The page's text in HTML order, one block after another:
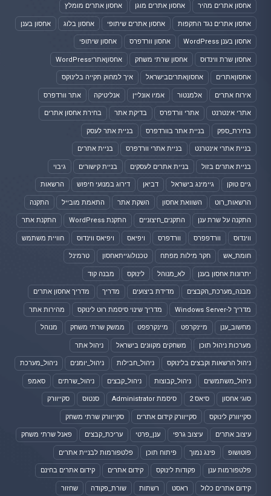
אחסון אתרים מהיר אחסון אתרים מוגן אחסון אתרים מומלץ
אחסון אתרים נגד התקפות אחסון אתרים שיתופי אחסון בלוג אחסון בענן
אחסון בענן WordPress אחסון וורדפרס אחסון שיתופי
אחסון שרת ווינדוס אחסון שרתי משחק אחסוןאתריWordPress
אחסוןאתרים אחסוןאתריםבישראל איך למחוק תקייה בלינוקס
אירוח אתרים אלמנטור אמיו אונליין אנליטיקה אתר וורדפרס
אתרי אינטרנט אתרי וורדפרס בדיקת אתר בחירת אחסון אתרים
בחירת_ספק בניית אתר בוורדפרס בניית אתר לעסק
בניית אתרי אינטרנט בניית אתרי וורדפרס בניית אתרים
בניית אתרים בזול בניית אתרים לעסקים בניית קישורים גיבוי
גיים טוקן גיימינג בישראל דביאן דירוג במנועי חיפוש הרשאות
הרשאות_רוט השוואת אחסון השקת אתר התאמת מובייל התקנה
התקנה על שרת ענן התקנים_חיצוניים התקנת WordPress התקנת אתר
ווינדוס וורדפפרס וורדפרס ויפיאס ויפיאס ווינדוס חוויית משתמש
חומת_אש חקר מילות מפתח טכנולוגייתאחסון טרמינל
יתרונות אחסון בענן לא_מנוהל לינוקס מבנה קוד
מבנה_מערכת_הקבצים מדידת ביצועים מדריך מדריך אחסון אתרים
מדריך ל-Windows Server מדריך שינוי סיסמת רוט לינוקס מהירות אתר
מחשוב_ענן מיינקרפט מיינקרפפט ממשק שרתי משחק מנוהל
מערכות ניהול תוכן משחקים מקוונים בישראל ניהול אתר
ניהול הרשאות וקבצים בלינוקס ניהול_חבילות ניהול_יומנים ניהול_מערכת
ניהול_משתמשים ניהול_קבוצות ניהול_קבצים ניהול_שרתים סאמפ
סוגי אחסון סיאס 2 סיסמת Administrator סנטוס סקייוורק
סקייוורק לינוקס סקייוורק קידום אתרים סקייוורק שרתי משחק
עיצוב אתרים עיצוב גרפי ענן_פרטי עריכת_קבצים פאנל שרתי משחק
פוטושופ פינג נמוך פיתוח תוכן פלטפורמות לבניית אתרים
פלטפורמות ענן פקודות לינוקס קידום אתרים קידום אתרים בחינם
קידום אתרים כלול ראסט רשתות שורת_פקודה שחזור